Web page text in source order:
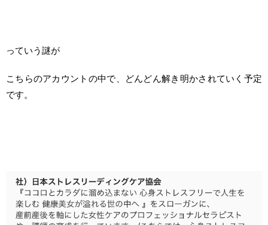
っていう謎が
こちらのアカウントの中で、どんどん解き明かされていく予定
です。